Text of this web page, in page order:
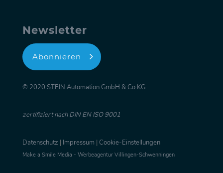
Newsletter
Abonnieren
© 2020 STEIN Automation GmbH & Co KG
zertifiziert nach DIN EN ISO 9001
Datenschutz | Impressum | Cookie-Einstellungen
Make a Smile Media - Werbeagentur Villingen-Schwenningen